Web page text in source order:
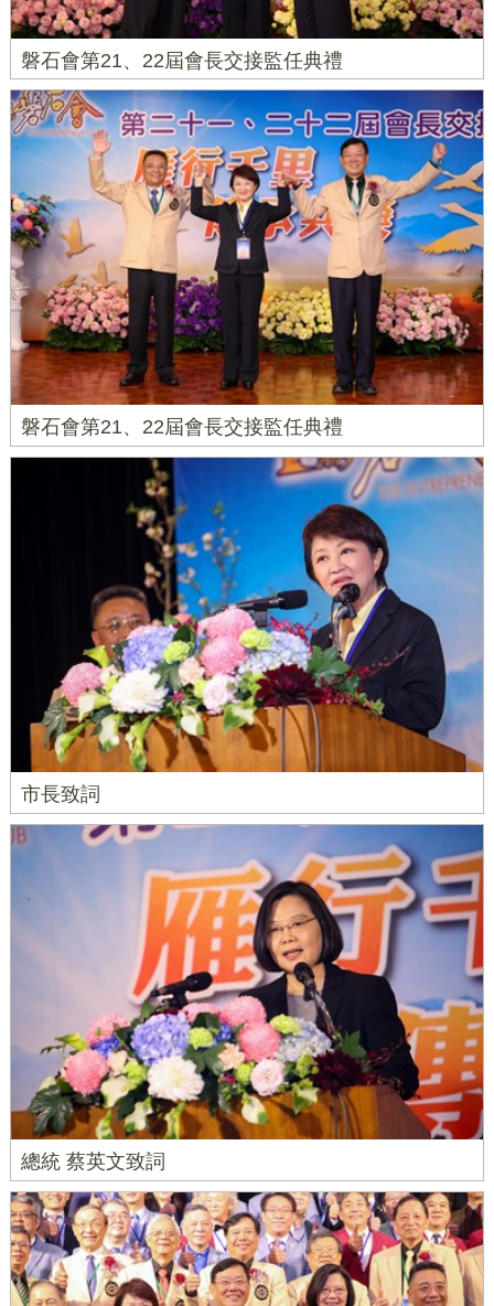
磐石會第21、22屆會長交接監任典禮
磐石會第21、22屆會長交接監任典禮
市長致詞
總統 蔡英文致詞